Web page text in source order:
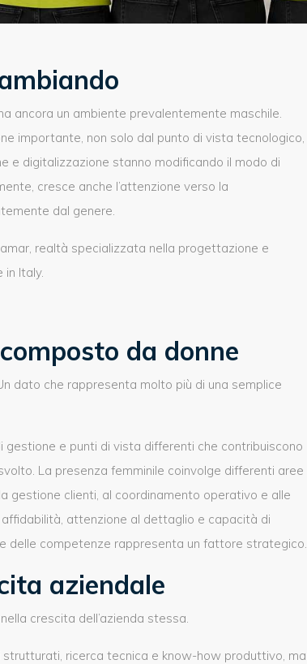
ancora un ambiente prevalentemente maschile.
importante, non solo dal punto di vista tecnologico,
e digitalizzazione stanno modificando il modo di
cresce anche l’attenzione verso la
dal genere.
realtà specializzata nella progettazione e
Italy.
da donne
dato che rappresenta molto più di una semplice
e punti di vista differenti che contribuiscono
La presenza femminile coinvolge differenti aree
gestione clienti, al coordinamento operativo e alle
attenzione al dettaglio e capacità di
delle competenze rappresenta un fattore strategico.
aziendale
crescita dell’azienda stessa.
ricerca tecnica e know-how produttivo, ma